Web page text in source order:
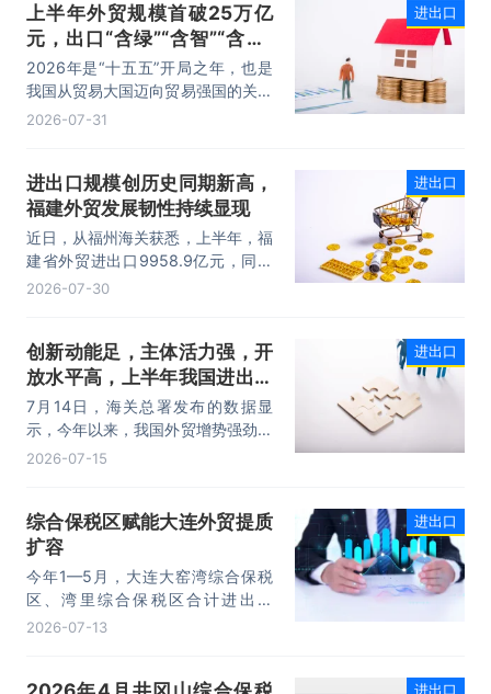
上半年外贸规模首破25万亿
元，出口“含绿”“含智”“含新”
量稳步攀升
2026年是“十五五”开局之年，也是
我国从贸易大国迈向贸易强国的关键
时期。上半年，我国进出口规模历史
品为代表的高附加值产品出口占比显
著提升，成为外贸提质增效的核心引
擎，为加快建设贸易强国注入了强劲
动力。
2026-07-31
进出口
进出口规模创历史同期新高，
福建外贸发展韧性持续显现
近日，从福州海关获悉，上半年，福
建省外贸进出口9958.9亿元，同比
增长8.2%。其中，出口5740.1亿
进口规模均创历史同期新高，外贸运
行呈现“稳中有进，进中提质”的良好
态势。
2026-07-30
进出口
创新动能足，主体活力强，开
放水平高，上半年我国进出口
规模首次突破25万亿元
7月14日，海关总署发布的数据显
示，今年以来，我国外贸增势强劲、
走势稳健。据海关统计，今年上半
14.73万亿元，增长13.4%，进口
10.74万亿元，增长22.1%。
2026-07-15
进出口
综合保税区赋能大连外贸提质
扩容
今年1—5月，大连大窑湾综合保税
区、湾里综合保税区合计进出口
332.22亿元，同比增长21%，占大
2026-07-13
进出口
进出口